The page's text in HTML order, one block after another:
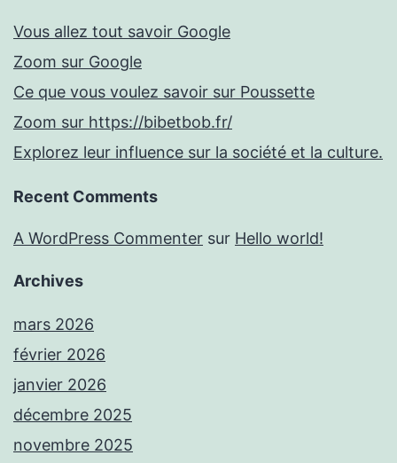
Vous allez tout savoir Google
Zoom sur Google
Ce que vous voulez savoir sur Poussette
Zoom sur https://bibetbob.fr/
Explorez leur influence sur la société et la culture.
Recent Comments
A WordPress Commenter sur Hello world!
Archives
mars 2026
février 2026
janvier 2026
décembre 2025
novembre 2025